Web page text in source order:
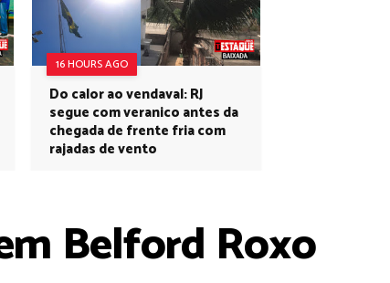
16 HOURS AGO
Do calor ao vendaval: RJ
segue com veranico antes da
chegada de frente fria com
rajadas de vento
Belford Roxo